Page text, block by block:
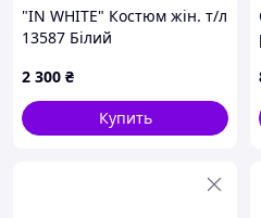
"IN WHITE" Костюм жін. т/л
13587 Білий
2 300 ₴
Купить